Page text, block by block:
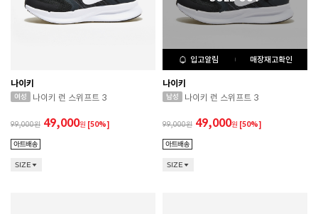
나이키
나이키 런 스위프트 3
99,000 49,000원 [50%]
SIZE
입고알림 매장재고확인
나이키
나이키 런 스위프트 3
99,000 49,000원 [50%]
SIZE